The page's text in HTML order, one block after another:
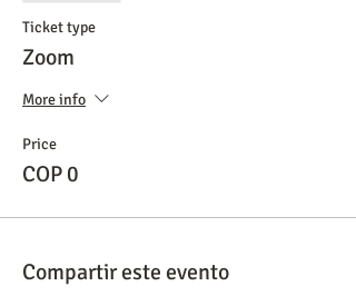
Ticket type
Zoom
More info
Price
COP 0
Compartir este evento